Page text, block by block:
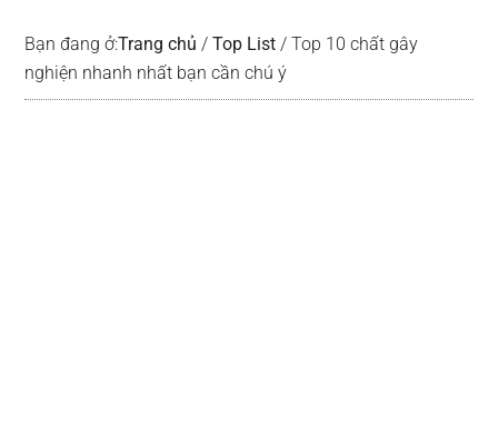
Bạn đang ở:Trang chủ / Top List / Top 10 chất gây
nghiện nhanh nhất bạn cần chú ý